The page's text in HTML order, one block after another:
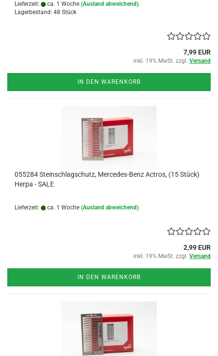
Lieferzeit: ca. 1 Woche (Ausland abweichend)
Lagerbestand: 48 Stück
7,99 EUR
inkl. 19% MwSt. zzgl. Versand
IN DEN WARENKORB
055284 Steinschlagschutz, Mercedes-Benz Actros, (15 Stück)
Herpa - SALE
Lieferzeit: ca. 1 Woche (Ausland abweichend)
2,99 EUR
inkl. 19% MwSt. zzgl. Versand
IN DEN WARENKORB